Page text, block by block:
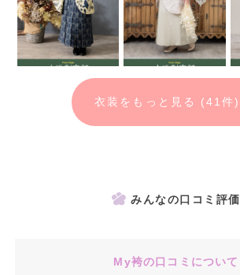
衣装をもっと見る (41件)
みんなの口コミ評価
My袴の口コミについて